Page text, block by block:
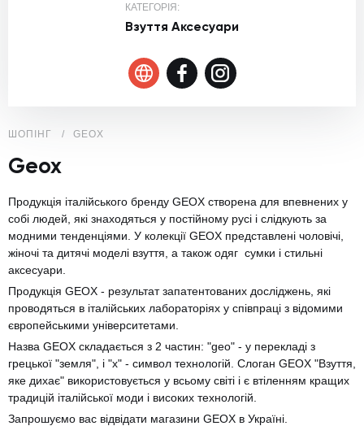
КАТЕГОРІЯ:
Взуття Аксесуари
ШОПІНГ GEOX
Geox
Продукція італійського бренду GEOX створена для впевнених у
собі людей, які знаходяться у постійному русі і слідкують за
модними тенденціями. У колекції GEOX представлені чоловічі,
жіночі та дитячі моделі взуття, а також одяг сумки і стильні
аксесуари.
Продукція GEOX - результат запатентованих досліджень, які
проводяться в італійських лабораторіях у співпраці з відомими
європейськими університетами.
Назва GEOX складається з 2 частин: "geo" - у перекладі з
грецької "земля", і "x" - символ технологій. Слоган GEOX "Взуття,
яке дихає" використовується у всьому світі і є втіленням кращих
традицій італійської моди і високих технологій.
Запрошуємо вас відвідати магазини GEOX в Україні.